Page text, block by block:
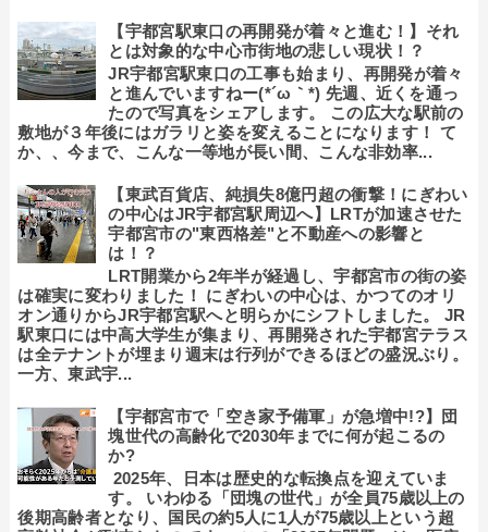
【宇都宮駅東口の再開発が着々と進む！】それ
とは対象的な中心市街地の悲しい現状！？
JR宇都宮駅東口の工事も始まり、再開発が着々
と進んでいますねー(*´ω｀*) 先週、近くを通っ
たので写真をシェアします。 この広大な駅前の
敷地が３年後にはガラリと姿を変えることになります！ て
か、、今まで、こんな一等地が長い間、こんな非効率...
【東武百貨店、純損失8億円超の衝撃！にぎわい
の中心はJR宇都宮駅周辺へ】LRTが加速させた
宇都宮市の"東西格差"と不動産への影響と
は！？
LRT開業から2年半が経過し、宇都宮市の街の姿
は確実に変わりました！ にぎわいの中心は、かつてのオリ
オン通りからJR宇都宮駅へと明らかにシフトしました。 JR
駅東口には中高大学生が集まり、再開発された宇都宮テラス
は全テナントが埋まり週末は行列ができるほどの盛況ぶり。
一方、東武宇...
【宇都宮市で「空き家予備軍」が急増中!?】団
塊世代の高齢化で2030年までに何が起こるの
か?
2025年、日本は歴史的な転換点を迎えていま
す。 いわゆる「団塊の世代」が全員75歳以上の
後期高齢者となり、国民の約5人に1人が75歳以上という超